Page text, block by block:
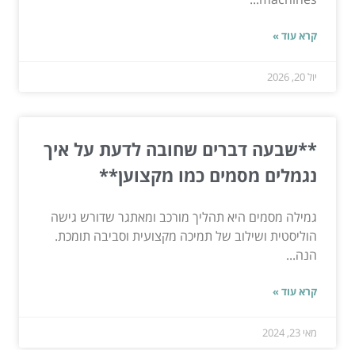
קרא עוד »
יול 20, 2026
**שבעה דברים שחובה לדעת על איך
נגמלים מסמים כמו מקצוען**
גמילה מסמים היא תהליך מורכב ומאתגר שדורש גישה
הוליסטית ושילוב של תמיכה מקצועית וסביבה תומכת.
הנה...
קרא עוד »
מאי 23, 2024